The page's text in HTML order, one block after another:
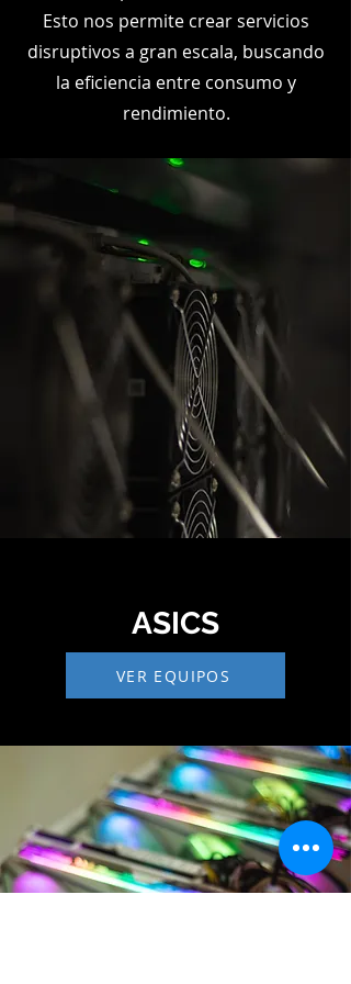
Esto nos permite crear servicios
disruptivos a gran escala, buscando
la eficiencia entre consumo y
rendimiento.
ASICS
VER EQUIPOS